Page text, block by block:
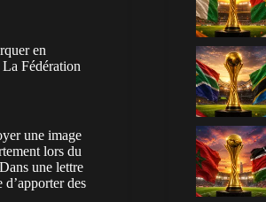
en
La Fédération
une image
lors du
une lettre
des